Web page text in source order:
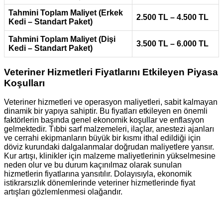
Tahmini Toplam Maliyet (Erkek
Kedi – Standart Paket)
2.500 TL – 4.500 TL
Tahmini Toplam Maliyet (Dişi
Kedi – Standart Paket)
3.500 TL – 6.000 TL
Veteriner Hizmetleri Fiyatlarını Etkileyen Piyasa
Koşulları
Veteriner hizmetleri ve operasyon maliyetleri, sabit kalmayan
dinamik bir yapıya sahiptir. Bu fiyatları etkileyen en önemli
faktörlerin başında genel ekonomik koşullar ve enflasyon
gelmektedir. Tıbbi sarf malzemeleri, ilaçlar, anestezi ajanları
ve cerrahi ekipmanların büyük bir kısmı ithal edildiği için
döviz kurundaki dalgalanmalar doğrudan maliyetlere yansır.
Kur artışı, klinikler için malzeme maliyetlerinin yükselmesine
neden olur ve bu durum kaçınılmaz olarak sunulan
hizmetlerin fiyatlarına yansıtılır. Dolayısıyla, ekonomik
istikrarsızlık dönemlerinde veteriner hizmetlerinde fiyat
artışları gözlemlenmesi olağandır.